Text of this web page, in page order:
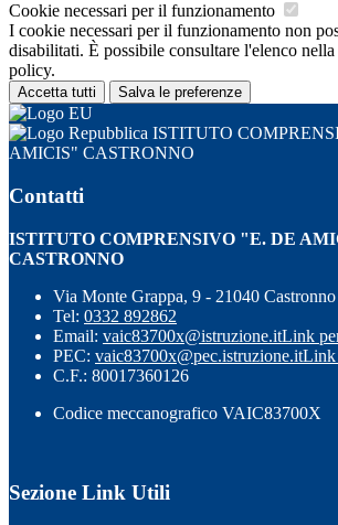
Cookie necessari per il funzionamento
I cookie necessari per il funzionamento non
disabilitati. È possibile consultare l'elenco
policy.
Accetta tutti Salva le preferenze
ISTITUTO
AMICIS" CASTRONNO
Contatti
ISTITUTO COMPRENSIVO "E. DE
CASTRONNO
Via Monte Grappa, 9 - 21040
Tel: 0332 892862
Email: vaic83700x@istruzione.itLink
PEC: vaic83700x@pec.istruzione.itLink
C.F.: 80017360126
Codice meccanografico VAIC83700X
Sezione Link Utili